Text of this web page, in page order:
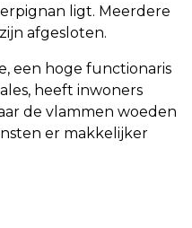
ligt. Meerdere
afgesloten.
een hoge functionaris
heeft inwoners
de vlammen woeden
er makkelijker